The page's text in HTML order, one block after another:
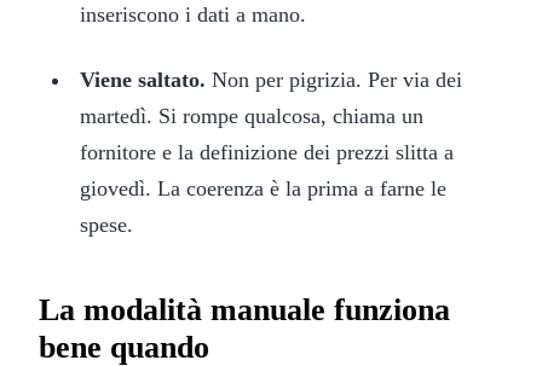
inseriscono i dati a mano.
Viene saltato. Non per pigrizia. Per via dei
martedì. Si rompe qualcosa, chiama un
fornitore e la definizione dei prezzi slitta a
giovedì. La coerenza è la prima a farne le
spese.
La modalità manuale funziona
bene quando